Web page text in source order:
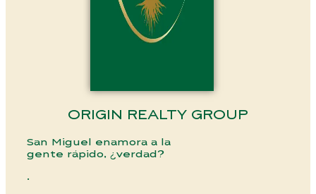
ORIGIN REALTY GROUP
San Miguel enamora a la
gente rápido, ¿verdad?
.